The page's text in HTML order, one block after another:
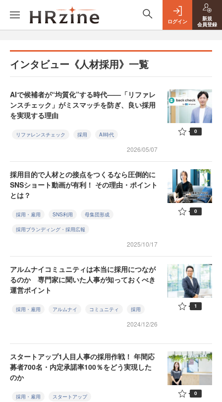
ログイン
新規
会員登録
インタビュー《人材採用》一覧
AIで候補者が“均質化”する時代——「リファレ
ンスチェック」がミスマッチを防ぎ、良い採用
を実現する理由
リファレンスチェック 採用 AI時代
2026/05/07
0
採用目的で人材との接点をつくるなら圧倒的に
SNSショート動画が有利！ その理由・ポイント
とは？
採用・雇用 SNS利用 母集団形成
採用ブランディング・採用広報
2025/10/17
0
アルムナイコミュニティは本当に採用につなが
るのか 専門家に聞いた人事が知っておくべき
運営ポイント
採用・雇用 アルムナイ コミュニティ 採用
2024/12/26
1
スタートアップ1人目人事の採用作戦！ 年間応
募者700名・内定承諾率100％をどう実現した
のか
採用・雇用 スタートアップ 0